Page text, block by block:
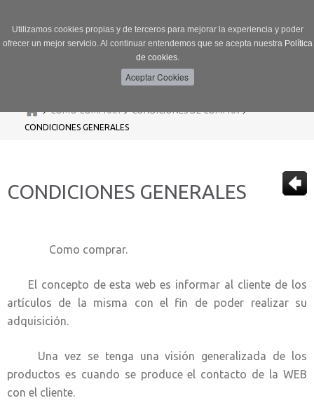
Utilizamos cookies propias y de terceros para mejorar la experiencia y poder
ofrecer un mejor servicio. Al continuar entendemos que se acepta nuestra Política
de cookies.
>CÓMO COMPRAR>CONDICIONES DE COMPRA>
CONDICIONES GENERALES
CONDICIONES GENERALES
Como comprar.
El concepto de esta web es informar al cliente de los
artículos de la misma con el fin de poder realizar su
adquisición.
Una vez se tenga una visión generalizada de los
productos es cuando se produce el contacto de la WEB
con el cliente.